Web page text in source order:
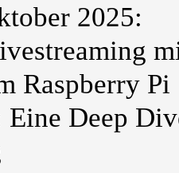
2025:
Raspberry Pi
Eine Deep